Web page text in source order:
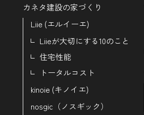
カネタ建設の家づくり
Liie (エルイーエ)
Liieが大切にする10のこと
住宅性能
トータルコスト
kinoie (キノイエ)
nosgic（ノスギック）